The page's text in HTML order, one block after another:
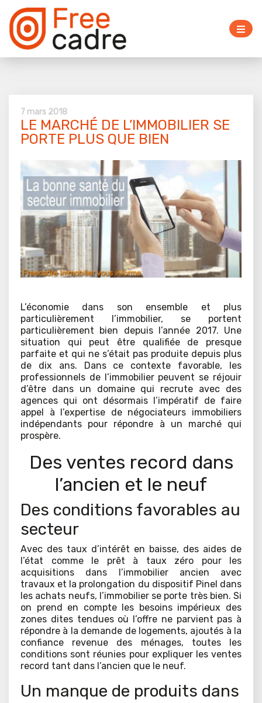
7 mars 2018
LE MARCHÉ DE L’IMMOBILIER SE
PORTE PLUS QUE BIEN
L’économie dans son ensemble et plus
particulièrement l’immobilier, se portent
particulièrement bien depuis l’année 2017. Une
situation qui peut être qualifiée de presque
parfaite et qui ne s’était pas produite depuis plus
de dix ans. Dans ce contexte favorable, les
professionnels de l’immobilier peuvent se réjouir
d’être dans un domaine qui recrute avec des
agences qui ont désormais l’impératif de faire
appel à l’expertise de négociateurs immobiliers
indépendants pour répondre à un marché qui
prospère.
Des ventes record dans
l’ancien et le neuf
Des conditions favorables au
secteur
Avec des taux d’intérêt en baisse, des aides de
l’état comme le prêt à taux zéro pour les
acquisitions dans l’immobilier ancien avec
travaux et la prolongation du dispositif Pinel dans
les achats neufs, l’immobilier se porte très bien. Si
on prend en compte les besoins impérieux des
zones dites tendues où l’offre ne parvient pas à
répondre à la demande de logements, ajoutés à la
confiance revenue des ménages, toutes les
conditions sont réunies pour expliquer les ventes
record tant dans l’ancien que le neuf.
Un manque de produits dans